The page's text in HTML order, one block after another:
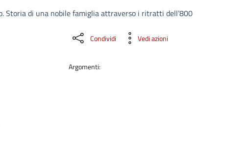
Storia di una nobile famiglia attraverso i ritratti dell’800
Condividi Vedi azioni
Argomenti: